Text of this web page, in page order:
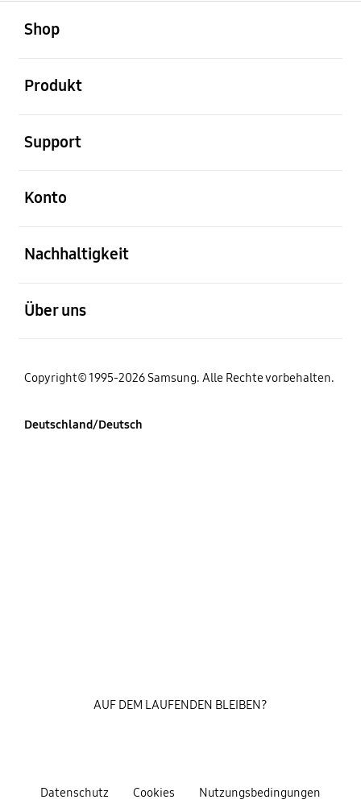
Shop
Produkt
Support
Konto
Nachhaltigkeit
Über uns
Copyright© 1995-2026 Samsung. Alle Rechte vorbehalten.
Deutschland/Deutsch
Datenschutz Cookies Nutzungsbedingungen
AUF DEM LAUFENDEN BLEIBEN?